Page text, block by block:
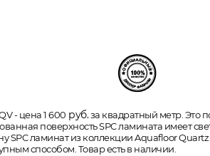
- цена 1 600 руб.за квадратный метр. Это
поверхность SPC ламината имеет
SPC ламинат из коллекции Aquafloor
способом. Товар есть в наличии.